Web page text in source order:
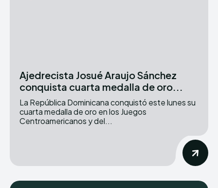
Ajedrecista Josué Araujo Sánchez
conquista cuarta medalla de oro...
La República Dominicana conquistó este lunes su
cuarta medalla de oro en los Juegos
Centroamericanos y del...